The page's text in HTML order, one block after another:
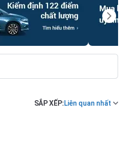
SẮP XẾP:Liên quan nhất